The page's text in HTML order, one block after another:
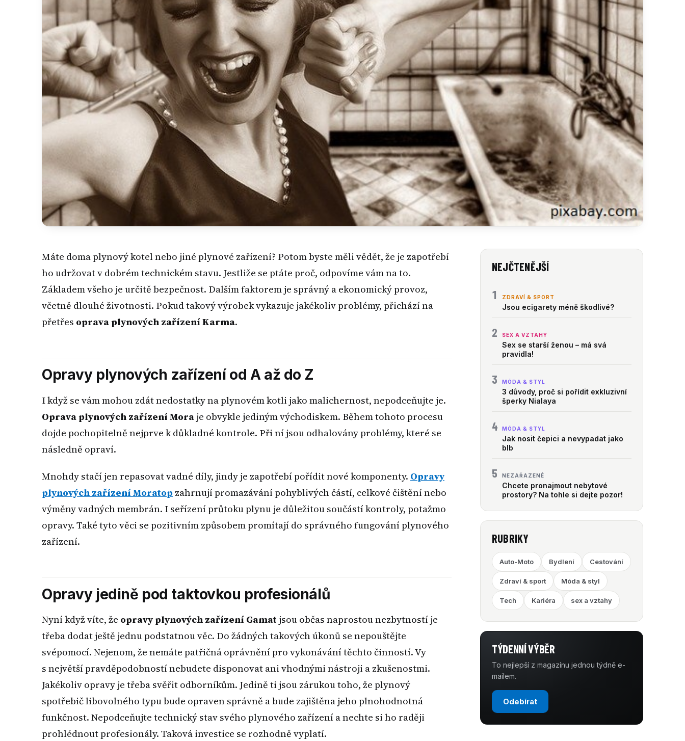
Máte doma plynový kotel nebo jiné plynové zařízení? Potom byste měli vědět, že je zapotřebí
ho udržovat v dobrém technickém stavu. Jestliže se ptáte proč, odpovíme vám na to.
Základem všeho je určitě bezpečnost. Dalším faktorem je správný a ekonomický provoz,
včetně dlouhé životnosti. Pokud takový výrobek vykazuje jakékoliv problémy, přichází na
přetřes oprava plynových zařízení Karma.
Opravy plynových zařízení od A až do Z
I když se vám mohou zdát nedostatky na plynovém kotli jako malichernost, nepodceňujte je.
Oprava plynových zařízení Mora je obvykle jediným východiskem. Během tohoto procesu
dojde pochopitelně nejprve k důkladné kontrole. Při ní jsou odhalovány problémy, které se
následně opraví.
Mnohdy stačí jen repasovat vadné díly, jindy je zapotřebí pořídit nové komponenty. Opravy
plynových zařízení Moratop zahrnují promazávání pohyblivých částí, celkové čištění nebo
výměny vadných membrán. I seřízení průtoku plynu je důležitou součástí kontroly, potažmo
opravy. Také tyto věci se pozitivním způsobem promítají do správného fungování plynového
zařízení.
Opravy jedině pod taktovkou profesionálů
Nyní když víte, že opravy plynových zařízení Gamat jsou občas naprostou nezbytností je
třeba dodat ještě jednu podstatnou věc. Do žádných takových úkonů se nepouštějte
svépomocí. Nejenom, že nemáte patřičná oprávnění pro vykonávání těchto činností. Vy
s největší pravděpodobností nebudete disponovat ani vhodnými nástroji a zkušenostmi.
Jakékoliv opravy je třeba svěřit odborníkům. Jedině ti jsou zárukou toho, že plynový
spotřebič libovolného typu bude opraven správně a bude zajištěna jeho plnohodnotná
funkčnost. Nepodceňujte technický stav svého plynového zařízení a nechte si ho raději
prohlédnout profesionály. Taková investice se rozhodně vyplatí.
NEJČTENĚJŠÍ
1 ZDRAVÍ & SPORT
Jsou ecigarety méně škodlivé?
2 SEX A VZTAHY
Sex se starší ženou – má svá
pravidla!
3 MÓDA & STYL
3 důvody, proč si pořídit exkluzivní
šperky Nialaya
4 MÓDA & STYL
Jak nosit čepici a nevypadat jako
blb
5 NEZAŘAZENÉ
Chcete pronajmout nebytové
prostory? Na tohle si dejte pozor!
RUBRIKY
Auto-Moto Bydlení Cestování
Zdraví & sport Móda & styl
Tech Kariéra sex a vztahy
TÝDENNÍ VÝBĚR
To nejlepší z magazínu jednou týdně e-
mailem.
Odebírat